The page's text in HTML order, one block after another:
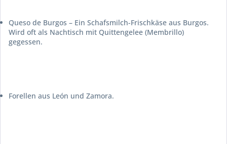
Queso de Burgos – Ein Schafsmilch-Frischkäse aus Burgos.
Wird oft als Nachtisch mit Quittengelee (Membrillo)
gegessen.
Forellen aus León und Zamora.